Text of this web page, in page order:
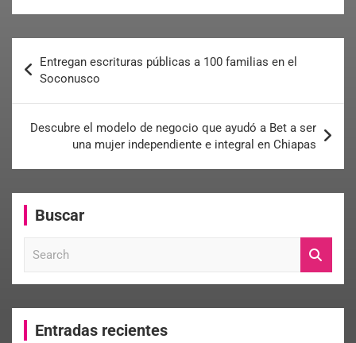
Entregan escrituras públicas a 100 familias en el
Soconusco
Descubre el modelo de negocio que ayudó a Bet a ser
una mujer independiente e integral en Chiapas
Buscar
c
Entradas recientes